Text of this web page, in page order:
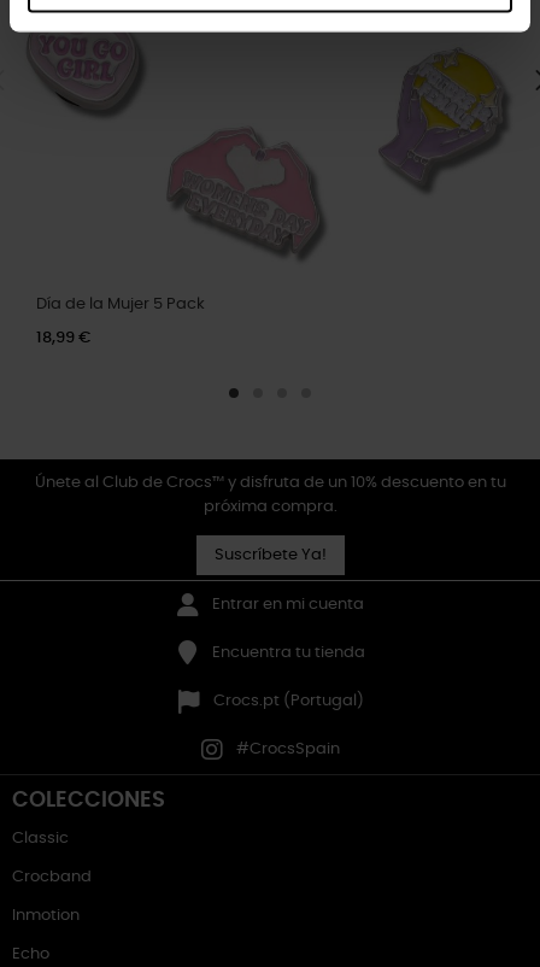
Día de la Mujer 5 Pack
18,99 €
Únete al Club de Crocs™ y disfruta de un 10% descuento en tu
próxima compra.
Suscríbete Ya!
Entrar en mi cuenta
Encuentra tu tienda
Crocs.pt (Portugal)
#CrocsSpain
COLECCIONES
Classic
Crocband
Inmotion
Echo